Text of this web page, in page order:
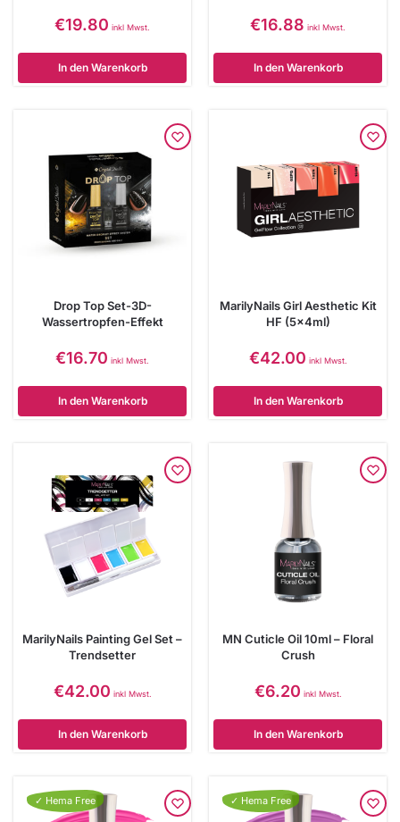
€19.80 inkl Mwst.
In den Warenkorb
€16.88 inkl Mwst.
In den Warenkorb
Drop Top Set-3D-
Wassertropfen-Effekt
€16.70 inkl Mwst.
In den Warenkorb
MarilyNails Girl Aesthetic Kit
HF (5x4ml)
€42.00 inkl Mwst.
In den Warenkorb
MarilyNails Painting Gel Set –
Trendsetter
€42.00 inkl Mwst.
In den Warenkorb
MN Cuticle Oil 10ml – Floral
Crush
€6.20 inkl Mwst.
In den Warenkorb
✓ Hema Free ✓ Hema Free